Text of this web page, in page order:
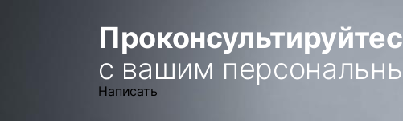
с вашим
Написать